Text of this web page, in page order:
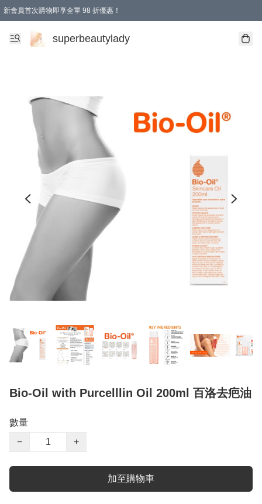
新會員首次購物即享全單 98 折優惠！
會員折扣優惠
superbeautylady
Bio-Oil with Purcelllin Oil 200ml 百洛去疤油
數量
−
+
加至購物車